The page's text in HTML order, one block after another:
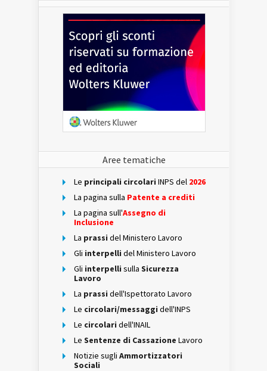
Aree tematiche
Le principali circolari INPS del 2026
La pagina sulla Patente a crediti
La pagina sull'Assegno di
Inclusione
La prassi del Ministero Lavoro
Gli interpelli del Ministero Lavoro
Gli interpelli sulla Sicurezza
Lavoro
La prassi dell'Ispettorato Lavoro
Le circolari/messaggi dell'INPS
Le circolari dell'INAIL
Le Sentenze di Cassazione Lavoro
Notizie sugli Ammortizzatori
Sociali